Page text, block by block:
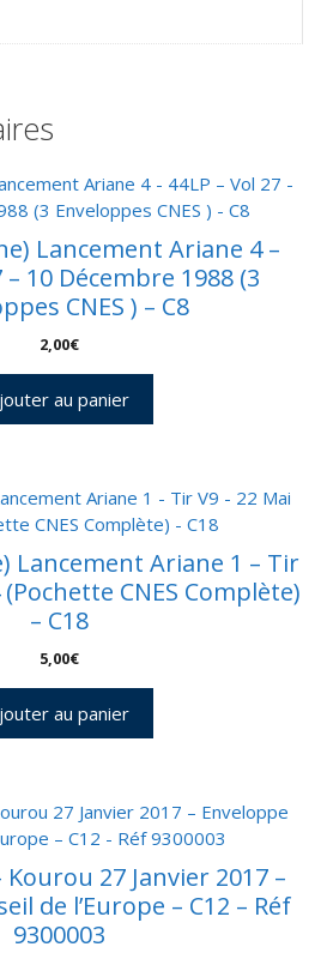
Lancement Ariane 4 –
– 10 Décembre 1988 (3
CNES ) – C8
2,00€
au panier
Lancement Ariane 1 – Tir
CNES Complète)
– C18
5,00€
au panier
Kourou 27 Janvier 2017 –
de l’Europe – C12 – Réf
9300003